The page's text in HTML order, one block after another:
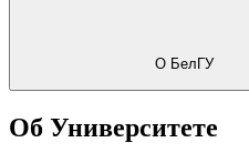
О БелГУ
Об Университете